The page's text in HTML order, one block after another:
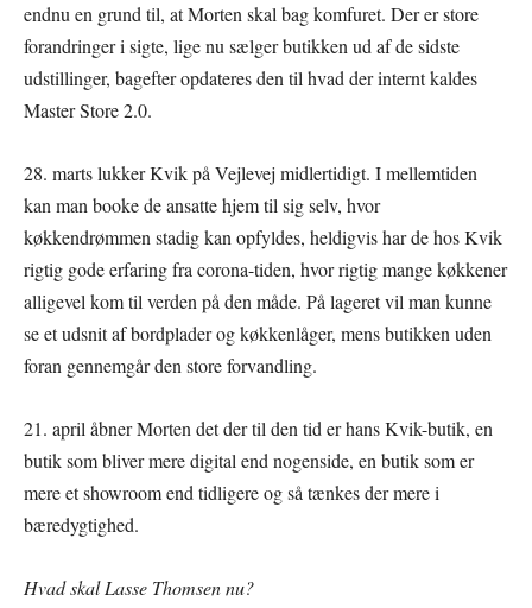
endnu en grund til, at Morten skal bag komfuret. Der er store
forandringer i sigte, lige nu sælger butikken ud af de sidste
udstillinger, bagefter opdateres den til hvad der internt kaldes
Master Store 2.0.
28. marts lukker Kvik på Vejlevej midlertidigt. I mellemtiden
kan man booke de ansatte hjem til sig selv, hvor
køkkendrømmen stadig kan opfyldes, heldigvis har de hos Kvik
rigtig gode erfaring fra corona-tiden, hvor rigtig mange køkkener
alligevel kom til verden på den måde. På lageret vil man kunne
se et udsnit af bordplader og køkkenlåger, mens butikken uden
foran gennemgår den store forvandling.
21. april åbner Morten det der til den tid er hans Kvik-butik, en
butik som bliver mere digital end nogenside, en butik som er
mere et showroom end tidligere og så tænkes der mere i
bæredygtighed.
Hvad skal Lasse Thomsen nu?